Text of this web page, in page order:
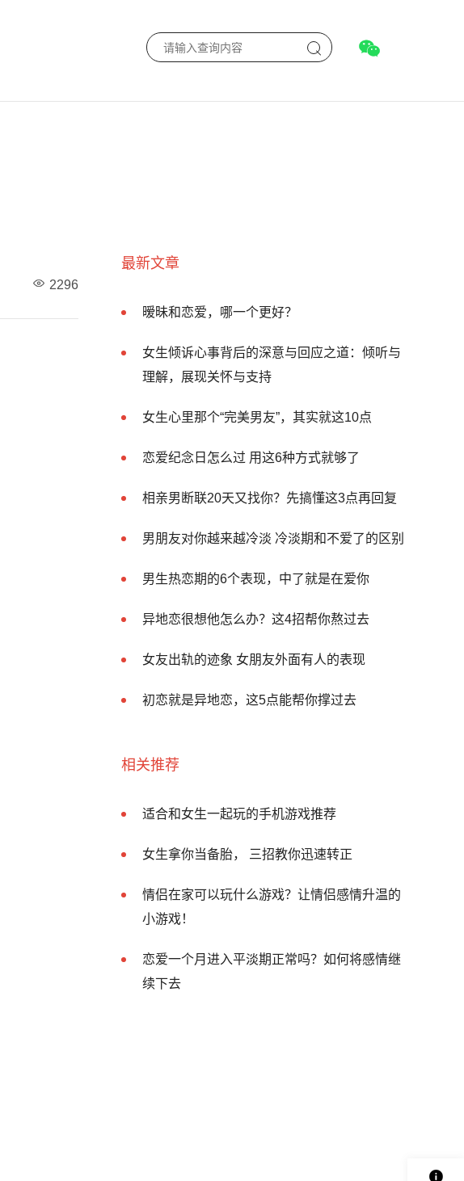
2296
最新文章
暧昧和恋爱，哪一个更好？
女生倾诉心事背后的深意与回应之道：倾听与
理解，展现关怀与支持
女生心里那个“完美男友”，其实就这10点
恋爱纪念日怎么过 用这6种方式就够了
相亲男断联20天又找你？先搞懂这3点再回复
男朋友对你越来越冷淡 冷淡期和不爱了的区别
男生热恋期的6个表现，中了就是在爱你
异地恋很想他怎么办？这4招帮你熬过去
女友出轨的迹象 女朋友外面有人的表现
初恋就是异地恋，这5点能帮你撑过去
相关推荐
适合和女生一起玩的手机游戏推荐
女生拿你当备胎， 三招教你迅速转正
情侣在家可以玩什么游戏？让情侣感情升温的
小游戏！
恋爱一个月进入平淡期正常吗？如何将感情继
续下去